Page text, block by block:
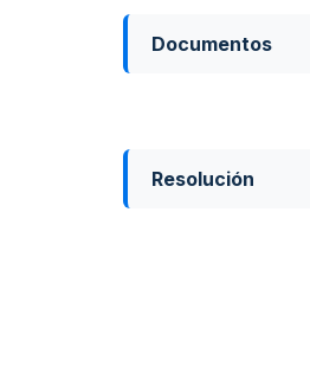
Documentos
Resolución